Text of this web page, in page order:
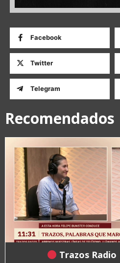
Facebook
Twitter
Telegram
Recomendados
Trazos Radio